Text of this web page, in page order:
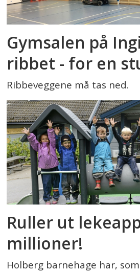
Gymsalen på
ribbet - for en
Ribbeveggene må tas ned.
Ruller ut
millioner!
Holberg barnehage har,